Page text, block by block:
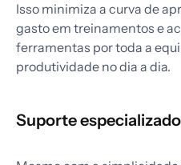
Isso minimiza a curva de
gasto em treinamentos e
ferramentas por toda a
produtividade no dia a dia.
Suporte especializado